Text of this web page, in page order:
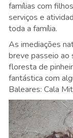
famílias com
serviços e
toda a família.
As imediações
breve passeio ao
floresta de
fantástica com
Baleares: Cala